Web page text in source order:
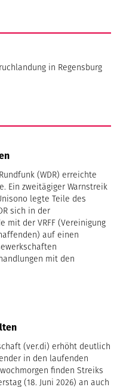
in Regensburg
(WDR) erreichte
Ein zweitägiger Warnstreik
legte Teile des
sich in der
mit der VRFF (Vereinigung
auf einen
mit den
(ver.di) erhöht deutlich
in den laufenden
finden Streiks
(18. Juni 2026) an auch